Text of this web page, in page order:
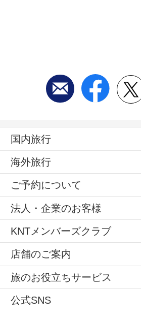
国内旅行
海外旅行
ご予約について
法人・企業のお客様
KNTメンバーズクラブ
店舗のご案内
旅のお役立ちサービス
公式SNS